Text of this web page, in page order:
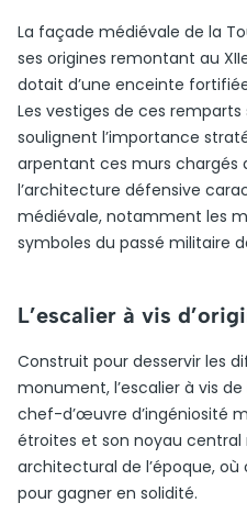
La façade médiévale de la
ses origines remontant au
dotait d’une enceinte
Les vestiges de ces
soulignent l’importance
arpentant ces murs chargés
l’architecture défensive
médiévale, notamment les
symboles du passé militaire
L’escalier à vis
Construit pour desservir les
monument, l’escalier à vis
chef-d’œuvre d’ingéniosité
étroites et son noyau
architectural de l’époque,
pour gagner en solidité.